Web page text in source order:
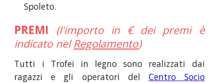
Spoleto.
PREMI
(l'importo in € dei premi è
indicato nelRegolamento)
Tutti i Trofei in legno sono realizzati dai
ragazzi e gli operatori del Centro Socio